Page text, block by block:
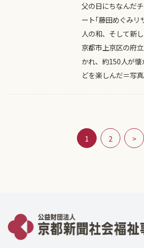
父の日にちなんだ
ート｢藤田めぐみリ
人の和、そして新
京都市上京区の府
かれ、約150人が
どを楽しんだ＝写
1 2 >